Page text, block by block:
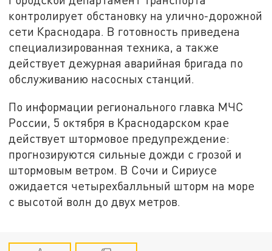
контролирует обстановку на улично-дорожной
сети Краснодара. В готовность приведена
специализированная техника, а также
действует дежурная аварийная бригада по
обслуживанию насосных станций.
По информации регионального главка МЧС
России, 5 октября в Краснодарском крае
действует штормовое предупреждение:
прогнозируются сильные дожди с грозой и
штормовым ветром. В Сочи и Сириусе
ожидается четырехбалльный шторм на море
с высотой волн до двух метров.